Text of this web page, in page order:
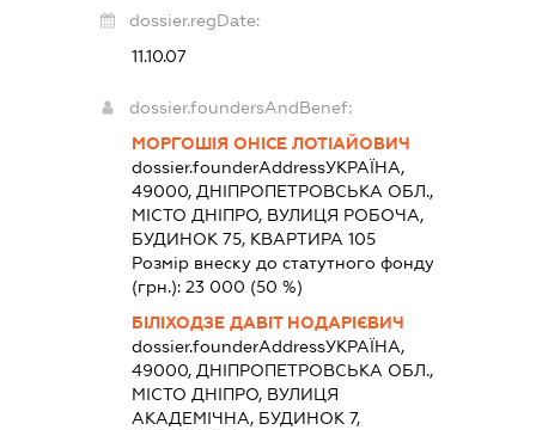
dossier.regDate:
11.10.07
dossier.foundersAndBenef:
МОРГОШІЯ ОНІСЕ ЛОТІАЙОВИЧ
dossier.founderAddressУКРАЇНА,
49000, ДНІПРОПЕТРОВСЬКА ОБЛ.,
МІСТО ДНІПРО, ВУЛИЦЯ РОБОЧА,
БУДИНОК 75, КВАРТИРА 105
Розмір внеску до статутного фонду
(грн.):23 000 (50 %)
БІЛІХОДЗЕ ДАВІТ НОДАРІЄВИЧ
dossier.founderAddressУКРАЇНА,
49000, ДНІПРОПЕТРОВСЬКА ОБЛ.,
МІСТО ДНІПРО, ВУЛИЦЯ
АКАДЕМІЧНА, БУДИНОК 7,